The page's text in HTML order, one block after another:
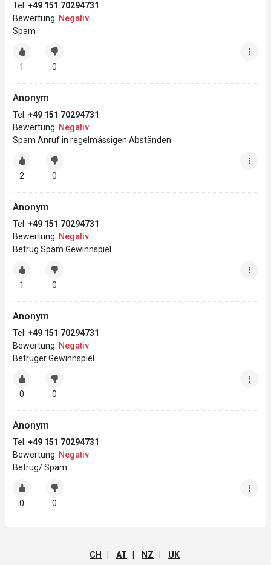
Tel: +49 151 70294731
Bewertung: Negativ
Spam
1 0
Anonym
Tel: +49 151 70294731
Bewertung: Negativ
Spam Anruf in regelmässigen Abständen
2 0
Anonym
Tel: +49 151 70294731
Bewertung: Negativ
Betrug Spam Gewinnspiel
1 0
Anonym
Tel: +49 151 70294731
Bewertung: Negativ
Betrüger Gewinnspiel
0 0
Anonym
Tel: +49 151 70294731
Bewertung: Negativ
Betrug/ Spam
0 0
CH AT NZ UK